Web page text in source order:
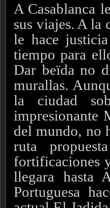
A Casablanca
sus viajes. A la
le hace
tiempo para
Dar beïda no
murallas.
la ciudad
impresionante
del mundo, no
ruta
fortificaciones
llegara hasta
Portuguesa